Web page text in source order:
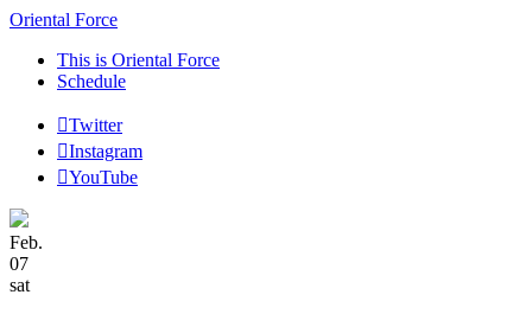
Oriental Force
This is Oriental Force
Schedule
Twitter
Instagram
YouTube
Feb.
07
sat